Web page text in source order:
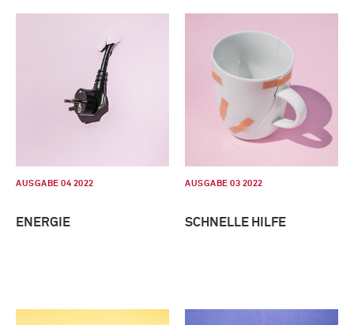
AUSGABE 04 2022
ENERGIE
AUSGABE 03 2022
SCHNELLE HILFE